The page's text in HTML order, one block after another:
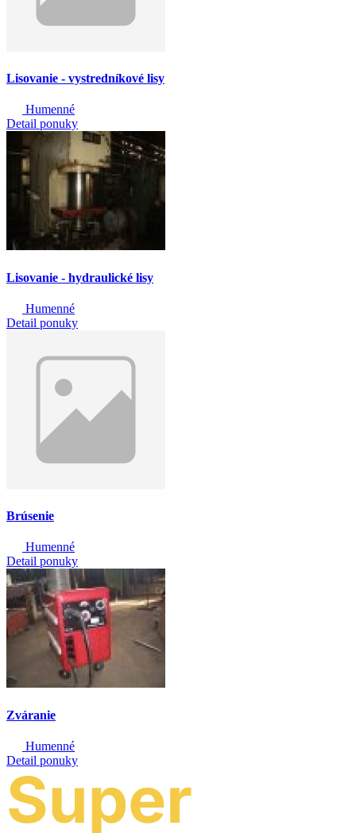
Lisovanie - vystredníkové lisy
Humenné
Detail ponuky
Lisovanie - hydraulické lisy
Humenné
Detail ponuky
Brúsenie
Humenné
Detail ponuky
Zváranie
Humenné
Detail ponuky